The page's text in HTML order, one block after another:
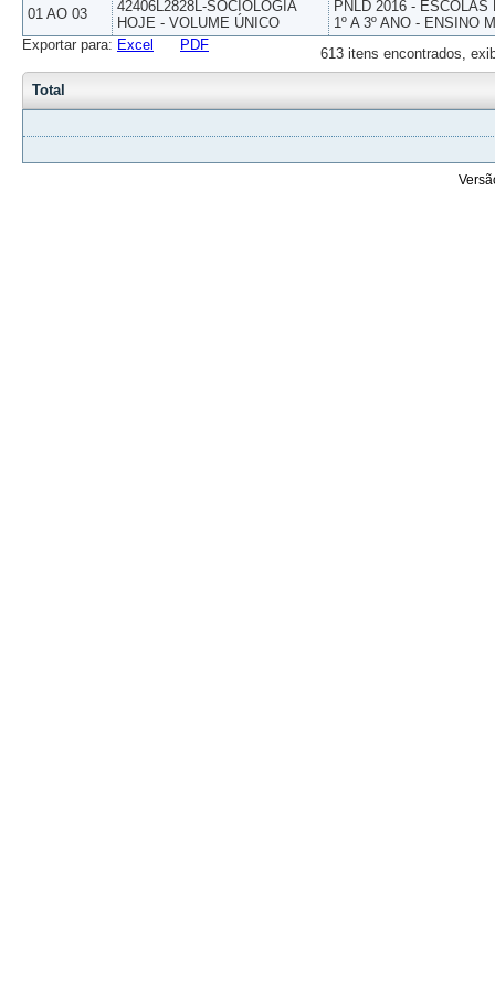
01 AO 03
42406L2828L-SOCIOLOGIA
HOJE - VOLUME ÚNICO
PNLD 2016 -
1º A 3º ANO - ENSINO
613 itens encontrados,
Exportar para: Excel PDF
Total